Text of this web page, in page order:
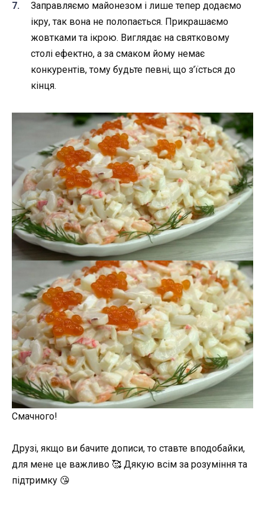
Заправляємо майонезом і лише тепер додаємо
ікру, так вона не полопається. Прикрашаємо
жовтками та ікрою. Виглядає на святковому
столі ефектно, а за смаком йому немає
конкурентів, тому будьте певні, що з’їсться до
кінця.
Смачного!
Друзі, якщо ви бачите дописи, то ставте вподобайки,
для мене це важливо 🥰 Дякую всім за розуміння та
підтримку 😘